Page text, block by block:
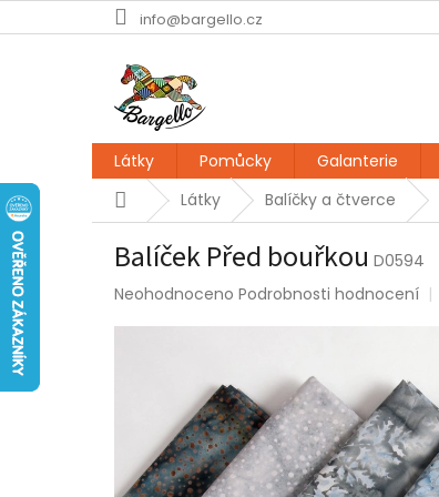
na
info@bargello.cz
Látky Pomůcky Galanterie
DomůLátky Balíčky a čtverce
Balíček Před bouřkou D0594
Průměrné
hvězdiček.
Neohodnoceno Podrobnosti hodnocení